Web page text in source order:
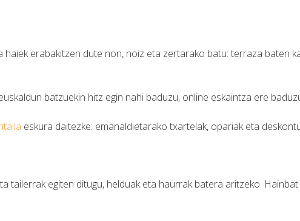
erabakitzen dute non, noiz eta zertarako batu: terraza baten
batzuekin hitz egin nahi baduzu, online eskaintza ere
eskura daitezke: emanaldietarako txartelak, opariak eta
tailerrak egiten ditugu, helduak eta haurrak batera aritzeko.